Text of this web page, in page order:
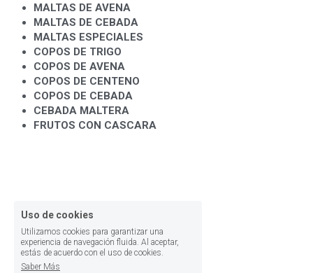
MALTAS DE AVENA
MALTAS DE CEBADA
MALTAS ESPECIALES
COPOS DE TRIGO
COPOS DE AVENA
COPOS DE CENTENO
COPOS DE CEBADA
CEBADA MALTERA
FRUTOS CON CASCARA
Uso de cookies
Utilizamos cookies para garantizar una
experiencia de navegación fluida. Al aceptar,
estás de acuerdo con el uso de cookies.
Saber Más